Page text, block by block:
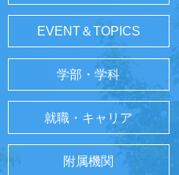
EVENT＆TOPICS
学部・学科
就職・キャリア
附属機関